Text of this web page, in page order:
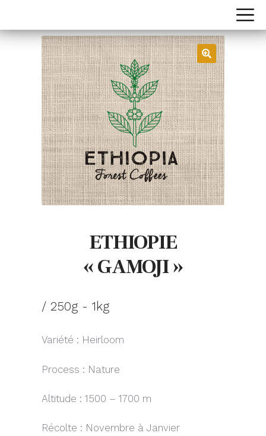
ETHIOPIE
« GAMOJI »
/ 250g - 1kg
Variété : Heirloom
Process : Nature
Altitude : 1500 – 1700 m
Récolte : Novembre à Janvier